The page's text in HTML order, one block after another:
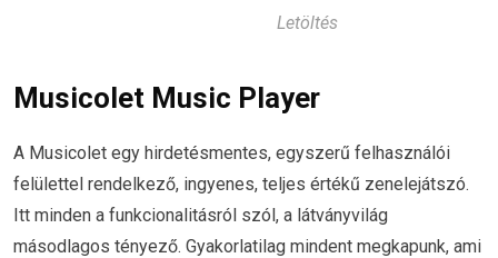
Letöltés
Musicolet Music Player
A Musicolet egy hirdetésmentes, egyszerű felhasználói
felülettel rendelkező, ingyenes, teljes értékű zenelejátszó.
Itt minden a funkcionalitásról szól, a látványvilág
másodlagos tényező. Gyakorlatilag mindent megkapunk, ami